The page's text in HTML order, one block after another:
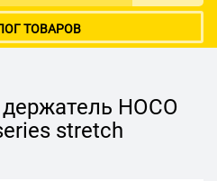
ТОВАРОВ
HOCO
stretch